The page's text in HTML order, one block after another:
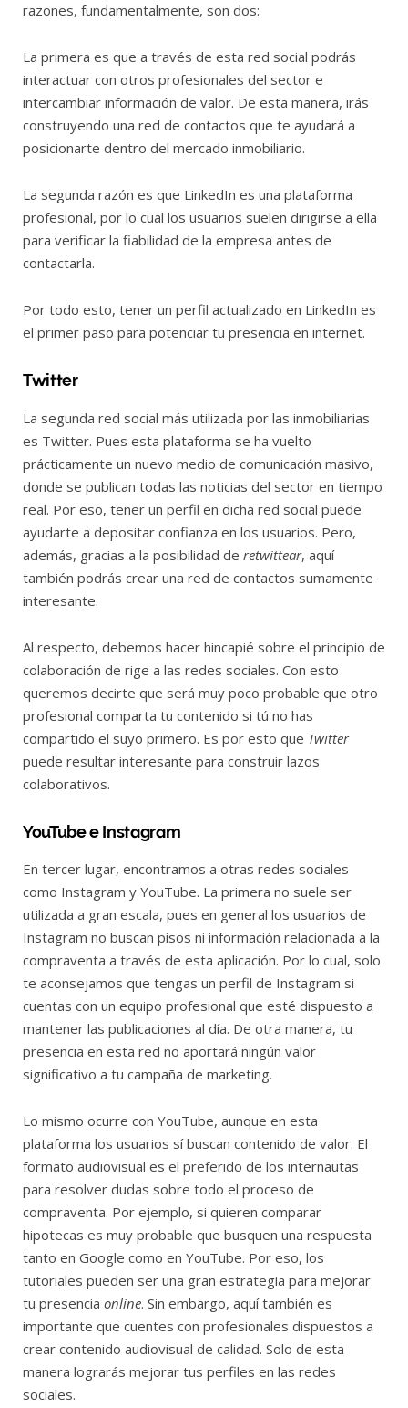
razones, fundamentalmente, son dos:
La primera es que a través de esta red social podrás
interactuar con otros profesionales del sector e
intercambiar información de valor. De esta manera, irás
construyendo una red de contactos que te ayudará a
posicionarte dentro del mercado inmobiliario.
La segunda razón es que LinkedIn es una plataforma
profesional, por lo cual los usuarios suelen dirigirse a ella
para verificar la fiabilidad de la empresa antes de
contactarla.
Por todo esto, tener un perfil actualizado en LinkedIn es
el primer paso para potenciar tu presencia en internet.
Twitter
La segunda red social más utilizada por las inmobiliarias
es Twitter. Pues esta plataforma se ha vuelto
prácticamente un nuevo medio de comunicación masivo,
donde se publican todas las noticias del sector en tiempo
real. Por eso, tener un perfil en dicha red social puede
ayudarte a depositar confianza en los usuarios. Pero,
además, gracias a la posibilidad de retwittear, aquí
también podrás crear una red de contactos sumamente
interesante.
Al respecto, debemos hacer hincapié sobre el principio de
colaboración de rige a las redes sociales. Con esto
queremos decirte que será muy poco probable que otro
profesional comparta tu contenido si tú no has
compartido el suyo primero. Es por esto que Twitter
puede resultar interesante para construir lazos
colaborativos.
YouTube e Instagram
En tercer lugar, encontramos a otras redes sociales
como Instagram y YouTube. La primera no suele ser
utilizada a gran escala, pues en general los usuarios de
Instagram no buscan pisos ni información relacionada a la
compraventa a través de esta aplicación. Por lo cual, solo
te aconsejamos que tengas un perfil de Instagram si
cuentas con un equipo profesional que esté dispuesto a
mantener las publicaciones al día. De otra manera, tu
presencia en esta red no aportará ningún valor
significativo a tu campaña de marketing.
Lo mismo ocurre con YouTube, aunque en esta
plataforma los usuarios sí buscan contenido de valor. El
formato audiovisual es el preferido de los internautas
para resolver dudas sobre todo el proceso de
compraventa. Por ejemplo, si quieren comparar
hipotecas es muy probable que busquen una respuesta
tanto en Google como en YouTube. Por eso, los
tutoriales pueden ser una gran estrategia para mejorar
tu presencia online. Sin embargo, aquí también es
importante que cuentes con profesionales dispuestos a
crear contenido audiovisual de calidad. Solo de esta
manera lograrás mejorar tus perfiles en las redes
sociales.